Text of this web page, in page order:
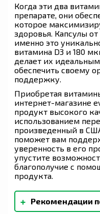
Когда эти два
препарате, они
которое
здоровья. Капсулы
именно это
витамина D3 и 180
делает их
обеспечить своему
поддержку.
Приобретая
интернет-магазине
продукт высокого
использованием
произведенный в
поможет вам
уверенность в его
упустите
благополучие с
продукта.
+ Рекомендации